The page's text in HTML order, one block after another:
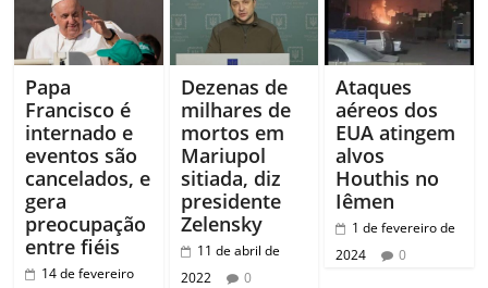
Papa
Francisco é
internado e
eventos são
cancelados, e
gera
preocupação
entre fiéis
14 de fevereiro
Dezenas de
milhares de
mortos em
Mariupol
sitiada, diz
presidente
Zelensky
11 de abril de
2022
0
Ataques
aéreos dos
EUA atingem
alvos
Houthis no
Iêmen
1 de fevereiro de
2024
0